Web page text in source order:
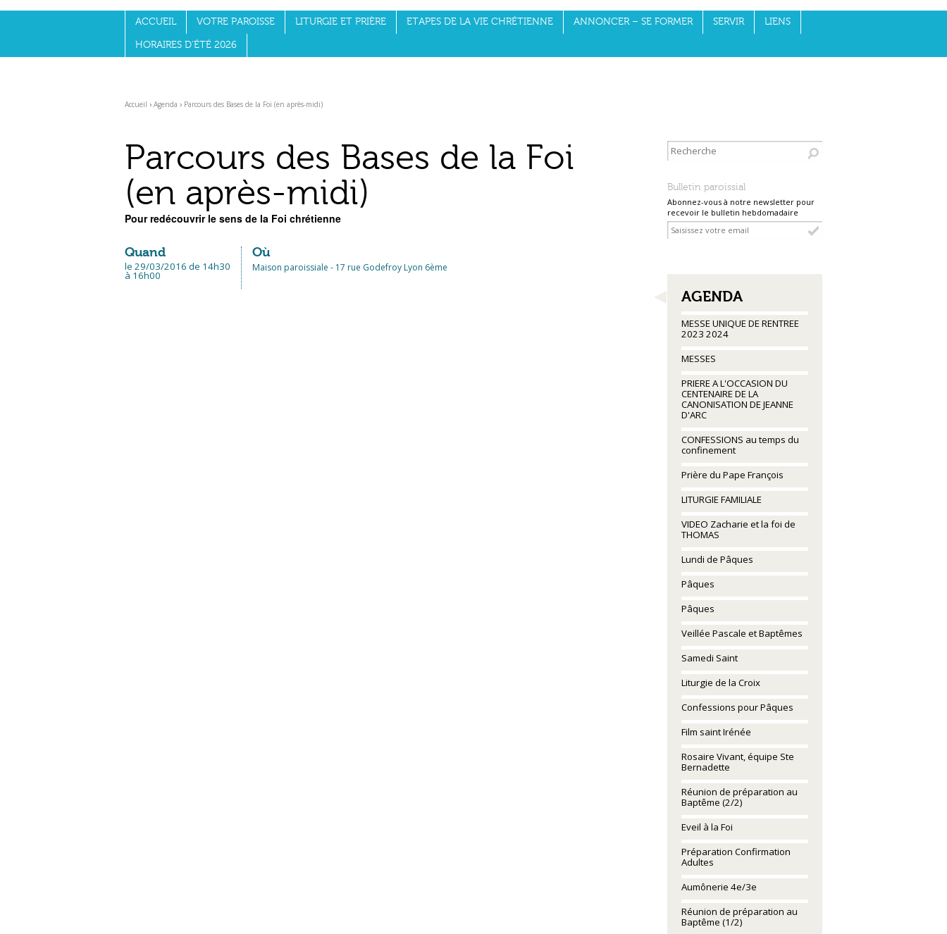
contenu.
Aller
ACCUEIL VOTRE PAROISSE LITURGIE ET PRIÈRE ETAPES DE LA VIE CHRÉTIENNE ANNONCER – SE FORMER SERVIR LIENS
HORAIRES D'ÉTÉ 2026
Accueil › Agenda › Parcours des Bases de la Foi (en après-midi)
Bulletin paroissial
Abonnez-vous à notre newsletter pour
recevoir le bulletin hebdomadaire
NAVIGATION
AGENDA
MESSE UNIQUE DE RENTREE
2023 2024
MESSES
PRIERE A L'OCCASION DU
CENTENAIRE DE LA
CANONISATION DE JEANNE
D'ARC
CONFESSIONS au temps du
confinement
Prière du Pape François
LITURGIE FAMILIALE
VIDEO Zacharie et la foi de
THOMAS
Lundi de Pâques
Pâques
Pâques
Veillée Pascale et Baptêmes
Samedi Saint
Liturgie de la Croix
Confessions pour Pâques
Film saint Irénée
Rosaire Vivant, équipe Ste
Bernadette
Réunion de préparation au
Baptême (2/2)
Eveil à la Foi
Préparation Confirmation
Adultes
Aumônerie 4e/3e
Réunion de préparation au
Baptême (1/2)
Parcours des Bases de la Foi
(en après-midi)
Pour redécouvrir le sens de la Foi chrétienne
Quand
le 29/03/2016 de 14h30
à 16h00
Où
Maison paroissiale - 17 rue Godefroy Lyon 6ème